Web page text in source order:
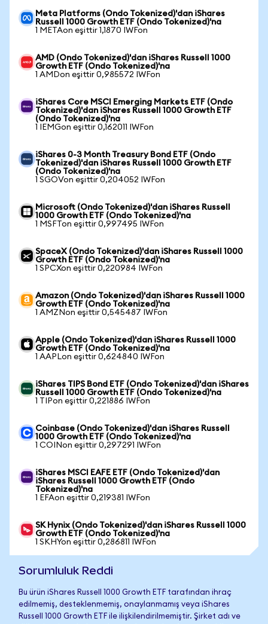
Meta Platforms (Ondo Tokenized)'dan iShares
Russell 1000 Growth ETF (Ondo Tokenized)'na
1 METAon eşittir 1,1870 IWFon
AMD (Ondo Tokenized)'dan iShares Russell 1000
Growth ETF (Ondo Tokenized)'na
1 AMDon eşittir 0,985572 IWFon
iShares Core MSCI Emerging Markets ETF (Ondo
Tokenized)'dan iShares Russell 1000 Growth ETF
(Ondo Tokenized)'na
1 IEMGon eşittir 0,162011 IWFon
iShares 0-3 Month Treasury Bond ETF (Ondo
Tokenized)'dan iShares Russell 1000 Growth ETF
(Ondo Tokenized)'na
1 SGOVon eşittir 0,204052 IWFon
Microsoft (Ondo Tokenized)'dan iShares Russell
1000 Growth ETF (Ondo Tokenized)'na
1 MSFTon eşittir 0,997495 IWFon
SpaceX (Ondo Tokenized)'dan iShares Russell 1000
Growth ETF (Ondo Tokenized)'na
1 SPCXon eşittir 0,220984 IWFon
Amazon (Ondo Tokenized)'dan iShares Russell 1000
Growth ETF (Ondo Tokenized)'na
1 AMZNon eşittir 0,545487 IWFon
Apple (Ondo Tokenized)'dan iShares Russell 1000
Growth ETF (Ondo Tokenized)'na
1 AAPLon eşittir 0,624840 IWFon
iShares TIPS Bond ETF (Ondo Tokenized)'dan iShares
Russell 1000 Growth ETF (Ondo Tokenized)'na
1 TIPon eşittir 0,221886 IWFon
Coinbase (Ondo Tokenized)'dan iShares Russell
1000 Growth ETF (Ondo Tokenized)'na
1 COINon eşittir 0,297291 IWFon
iShares MSCI EAFE ETF (Ondo Tokenized)'dan
iShares Russell 1000 Growth ETF (Ondo
Tokenized)'na
1 EFAon eşittir 0,219381 IWFon
SK Hynix (Ondo Tokenized)'dan iShares Russell 1000
Growth ETF (Ondo Tokenized)'na
1 SKHYon eşittir 0,286811 IWFon
Sorumluluk Reddi
Bu ürün iShares Russell 1000 Growth ETF tarafından ihraç
edilmemiş, desteklenmemiş, onaylanmamış veya iShares
Russell 1000 Growth ETF ile ilişkilendirilmemiştir. Şirket adı ve